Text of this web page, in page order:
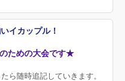
イカップル！
ための大会です★
ら随時追記していきます。